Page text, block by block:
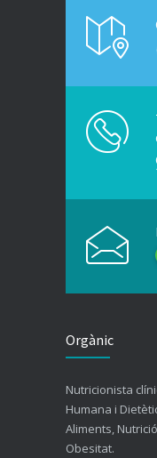
Orgànic
Nutricionista
Humana i
Aliments,
Obesitat.